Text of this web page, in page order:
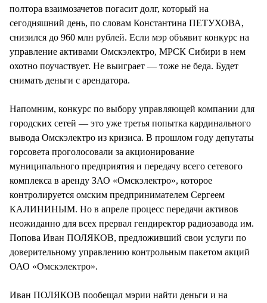
полтора взаимозачетов погасит долг, который на
сегодняшний день, по словам Константина ПЕТУХОВА,
снизился до 960 млн рублей. Если мэр объявит конкурс на
управление активами Омскэлектро, МРСК Сибири в нем
охотно поучаствует. Не выиграет — тоже не беда. Будет
снимать деньги с арендатора.
Напомним, конкурс по выбору управляющей компании для
городских сетей — это уже третья попытка кардинального
вывода Омскэлектро из кризиса. В прошлом году депутаты
горсовета проголосовали за акционирование
муниципального предприятия и передачу всего сетевого
комплекса в аренду ЗАО «Омскэлектро», которое
контролируется омским предпринимателем Сергеем
КАЛИНИНЫМ. Но в апреле процесс передачи активов
неожиданно для всех прервал гендиректор радиозавода им.
Попова Иван ПОЛЯКОВ, предложивший свои услуги по
доверительному управлению контрольным пакетом акций
ОАО «Омскэлектро».
Иван ПОЛЯКОВ пообещал мэрии найти деньги и на